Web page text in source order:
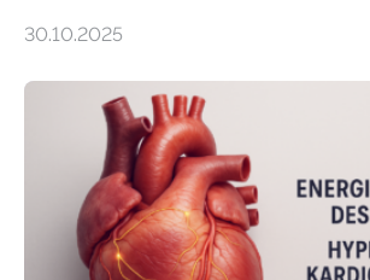
behandelt werden kann. In ihrer
Oncology, zeigen die Forschenden,
aus Gewebe von Patientinnen und
sogenannte Organoide – genutzt
vorab zu prüfen, welche
wirken. Dabei wurde ein Eiweiß
als Biomarker für die Wahl der
30.10.2025